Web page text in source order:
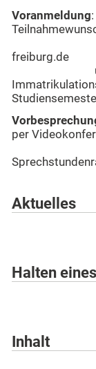
Voranmeldung
freiburg.de
unter
per
Aktuelles
Halten
Inhalt